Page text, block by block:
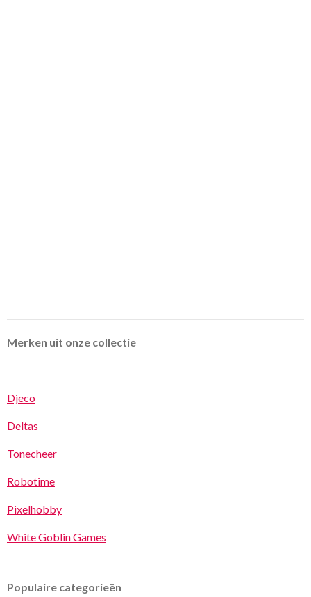
Merken uit onze collectie
Djeco
Deltas
Tonecheer
Robotime
Pixelhobby
White Goblin Games
Populaire categorieën